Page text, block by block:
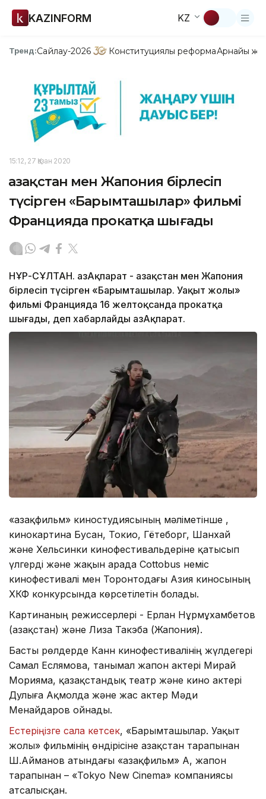
KAZINFORM KZ
Тренд:Сайлау-2026 Конституциялық реформаАрнайы
15:12, 27 Қазан 2020
Қазақстан мен Жапония бірлесіп
түсірген «Барымташылар» фильмі
Францияда прокатқа шығады
НҰР-СҰЛТАН. ҚазАқпарат - Қазақстан мен Жапония
бірлесіп түсірген «Барымташылар. Уақыт жолы»
фильмі Францияда 16 желтоқсанда прокатқа
шығады, деп хабарлайды ҚазАқпарат.
«Қазақфильм» киностудиясының мәліметінше ,
кинокартина Бусан, Токио, Гётеборг, Шанхай
және Хельсинки кинофестивальдеріне қатысып
үлгерді және жақын арада Cottobus неміс
кинофестивалі мен Торонтодағы Азия киносының
ХКФ конкурсында көрсетілетін болады.
Картинаның режиссерлері - Ерлан Нұрмұхамбетов
(Қазақстан) және Лиза Такэба (Жапония).
Басты рөлдерде Канн кинофестивалінің жүлдегері
Самал Еслямова, танымал жапон актері Мирай
Морияма, қазақстандық театр және кино актері
Дулыға Ақмолда және жас актер Мәди
Менайдаров ойнады.
Естеріңізге сала кетсек, «Барымташылар. Уақыт
жолы» фильмінің өндірісіне Қазақстан тарапынан
Ш.Айманов атындағы «Қазақфильм» АҚ, жапон
тарапынан – «Tokyo New Cinema» компаниясы
атсалысқан.